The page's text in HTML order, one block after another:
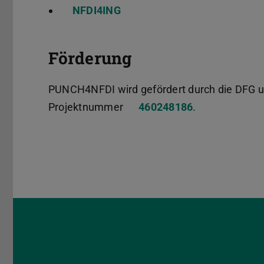
NFDI4ING
Förderung
PUNCH4NFDI wird gefördert durch die DFG
Projektnummer
460248186.